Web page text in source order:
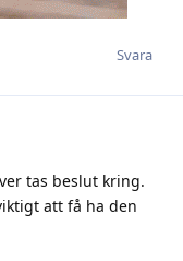
Svara
tas beslut kring.
att få ha den